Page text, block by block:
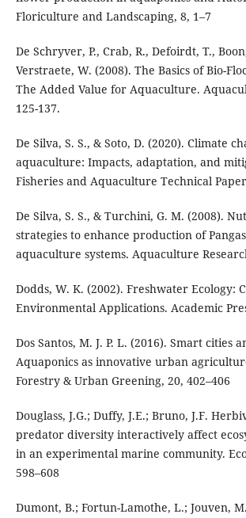
Floriculture and Landscaping, 8, 1–7
De Schryver, P., Crab, R., Defoirdt, T.,
Verstraete, W. (2008). The Basics of Bio-
The Added Value for Aquaculture.
125-137.
De Silva, S. S., & Soto, D. (2020). Climate
aquaculture: Impacts, adaptation, and
Fisheries and Aquaculture Technical
De Silva, S. S., & Turchini, G. M. (2008).
strategies to enhance production of
aquaculture systems. Aquaculture
Dodds, W. K. (2002). Freshwater Ecology:
Environmental Applications. Academic
Dos Santos, M. J. P. L. (2016). Smart cities
Aquaponics as innovative urban
Forestry & Urban Greening, 20, 402–406
Douglass, J.G.; Duffy, J.E.; Bruno, J.F.
predator diversity interactively affect
in an experimental marine community.
598–608
Dumont, B.; Fortun-Lamothe, L.; Jouven,